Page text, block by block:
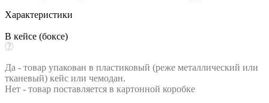
Характеристики
В кейсе (боксе)
Да - товар упакован в пластиковый (реже металлический или
тканевый) кейс или чемодан.
Нет - товар поставляется в картонной коробке